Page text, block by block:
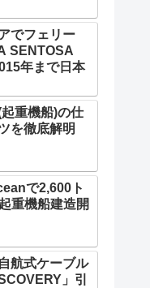
でフェリー
SENTOSA
年まで日本
重機船)の仕
を徹底解明
で2,600ト
重機船建造開
航式ケーブル
」引